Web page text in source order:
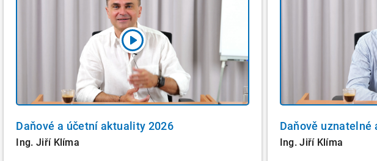
Daňové a účetní aktuality 2026
Ing. Jiří Klíma
Daňově uznatelné
Ing. Jiří Klíma